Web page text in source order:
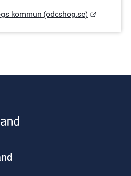
kommun (odeshog.se)